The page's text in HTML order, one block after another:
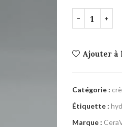
Ajouter à
Catégorie :
Étiquette :
Marque :